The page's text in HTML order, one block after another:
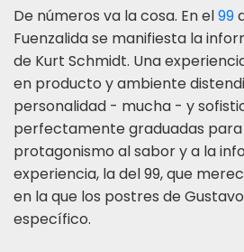
De números va la cosa. En el99
Fuenzalida se manifiesta la
de Kurt Schmidt. Una
en producto y ambiente
personalidad - mucha - y
perfectamente graduadas
protagonismo al sabor y a la
experiencia, la del 99, que
en la que los postres de
específico.